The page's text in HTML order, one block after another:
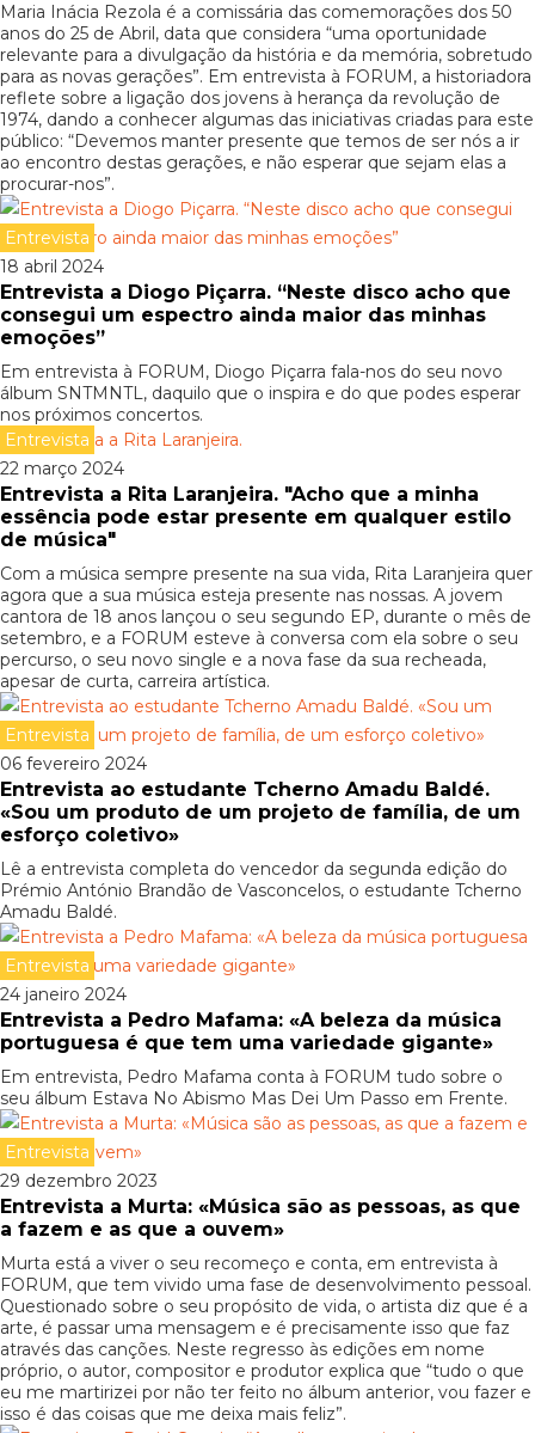
Maria Inácia Rezola é a comissária das comemorações dos 50
anos do 25 de Abril, data que considera “uma oportunidade
relevante para a divulgação da história e da memória, sobretudo
para as novas gerações”. Em entrevista à FORUM, a historiadora
reflete sobre a ligação dos jovens à herança da revolução de
1974, dando a conhecer algumas das iniciativas criadas para este
público: “Devemos manter presente que temos de ser nós a ir
ao encontro destas gerações, e não esperar que sejam elas a
procurar-nos”.
Entrevista
18 abril 2024
Entrevista a Diogo Piçarra. “Neste disco acho que
consegui um espectro ainda maior das minhas
emoções”
Em entrevista à FORUM, Diogo Piçarra fala-nos do seu novo
álbum SNTMNTL, daquilo que o inspira e do que podes esperar
nos próximos concertos.
Entrevista
22 março 2024
Entrevista a Rita Laranjeira. "Acho que a minha
essência pode estar presente em qualquer estilo
de música"
Com a música sempre presente na sua vida, Rita Laranjeira quer
agora que a sua música esteja presente nas nossas. A jovem
cantora de 18 anos lançou o seu segundo EP, durante o mês de
setembro, e a FORUM esteve à conversa com ela sobre o seu
percurso, o seu novo single e a nova fase da sua recheada,
apesar de curta, carreira artística.
Entrevista
06 fevereiro 2024
Entrevista ao estudante Tcherno Amadu Baldé.
«Sou um produto de um projeto de família, de um
esforço coletivo»
Lê a entrevista completa do vencedor da segunda edição do
Prémio António Brandão de Vasconcelos, o estudante Tcherno
Amadu Baldé.
Entrevista
24 janeiro 2024
Entrevista a Pedro Mafama: «A beleza da música
portuguesa é que tem uma variedade gigante»
Em entrevista, Pedro Mafama conta à FORUM tudo sobre o
seu álbum Estava No Abismo Mas Dei Um Passo em Frente.
Entrevista
29 dezembro 2023
Entrevista a Murta: «Música são as pessoas, as que
a fazem e as que a ouvem»
Murta está a viver o seu recomeço e conta, em entrevista à
FORUM, que tem vivido uma fase de desenvolvimento pessoal.
Questionado sobre o seu propósito de vida, o artista diz que é a
arte, é passar uma mensagem e é precisamente isso que faz
através das canções. Neste regresso às edições em nome
próprio, o autor, compositor e produtor explica que “tudo o que
eu me martirizei por não ter feito no álbum anterior, vou fazer e
isso é das coisas que me deixa mais feliz”.